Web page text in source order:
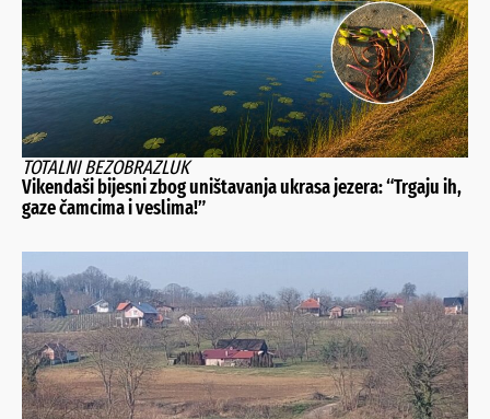
TOTALNI BEZOBRAZLUK
Vikendaši bijesni zbog uništavanja ukrasa jezera: “Trgaju ih,
gaze čamcima i veslima!”